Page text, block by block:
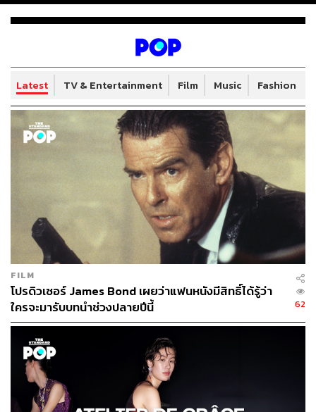
Latest TV & Entertainment Film Music Fashion
FILM
โปรดิวเซอร์ James Bond เผยว่าแฟนหนังมีสิทธิ์ได้รู้ว่า
ใครจะมารับบทนำช่วงปลายปีนี้
62